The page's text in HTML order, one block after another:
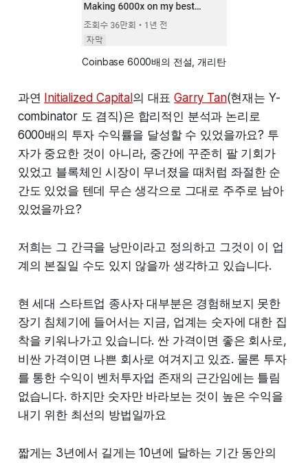
Coinbase 6000배의 전설, 개리탄
과연 Initialized Capital의 대표Garry Tan(현재는 Y-
combinator 도 겸직)은 합리적인 분석과 논리로
6000배의 투자 수익률을 달성할 수 있었을까요? 투
자가 중요한 것이 아니라, 중간에 꾸준히 팔 기회가
있었고 블록체인 시장이 무너졌을 때처럼 좌절한 순
간도 있었을 텐데 무슨 생각으로 그대로 주주로 남아
있었을까요?
저희는 그 간극을 낭만이라고 정의하고 그것이 이 업
계의 본질일 수도 있지 않을까 생각하고 있습니다.
현 세대 스타트업 종사자 대부분은 경험해보지 못한
장기 침체기에 들어서는 지금, 업계는 숫자에 대한 집
착을 키워나가고 있습니다. 싼 가격이면 좋은 회사로,
비싼 가격이면 나쁜 회사로 여겨지고 있죠. 물론 투자
를 통한 수익이 벤처투자업 존재의 근간임에는 틀림
없습니다. 하지만 숫자만 바라보는 것이 높은 수익을
내기 위한 최선의 방법일까요
짧게는 3년에서 길게는 10년에 달하는 기간 동안의